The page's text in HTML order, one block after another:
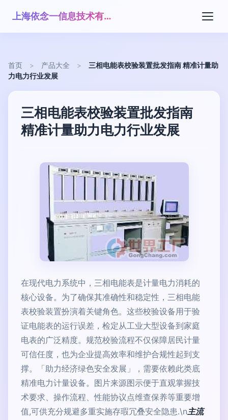
上海依念一信息技术有限公司
首页 > 产品大全 >
三相电能表校验装置批发指南 精准计量助
力电力行业发展
三相电能表校验装置批发指南
精准计量助力电力行业发展
在现代电力系统中，三相电能表是计量电力消耗的
核心设备。为了确保其准确性和稳定性，三相电能
表校验装置扮演着关键角色。这些校验设备用于验
证电能表的运行误差，检定从工业大型设备到家庭
电表的广泛精度。规范校验流程不仅保障居民计量
可信任度，也为企业提高效率和维护合规性起到支
撑。「助力经济绿色安全发展」，需要依赖此类底
精准电力计量设备。图片来源图示便于直观掌握技
术要求、操作流程、性能协议点维查保养等重要增
值,可供充分规避多重实施存瑕冗叠安全隐患.\n主流